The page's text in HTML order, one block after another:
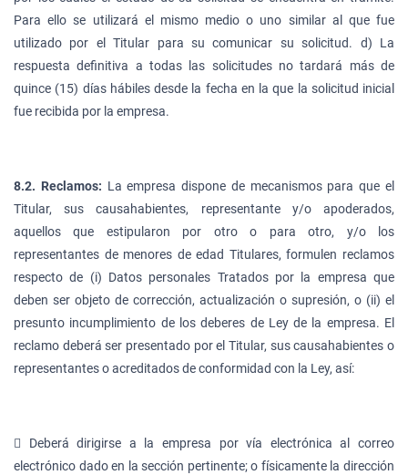
Para ello se utilizará el mismo medio o uno similar al que fue
utilizado por el Titular para su comunicar su solicitud. d) La
respuesta definitiva a todas las solicitudes no tardará más de
quince (15) días hábiles desde la fecha en la que la solicitud inicial
fue recibida por la empresa.
8.2. Reclamos: La empresa dispone de mecanismos para que el
Titular, sus causahabientes, representante y/o apoderados,
aquellos que estipularon por otro o para otro, y/o los
representantes de menores de edad Titulares, formulen reclamos
respecto de (i) Datos personales Tratados por la empresa que
deben ser objeto de corrección, actualización o supresión, o (ii) el
presunto incumplimiento de los deberes de Ley de la empresa. El
reclamo deberá ser presentado por el Titular, sus causahabientes o
representantes o acreditados de conformidad con la Ley, así:
 Deberá dirigirse a la empresa por vía electrónica al correo
electrónico dado en la sección pertinente; o físicamente la dirección